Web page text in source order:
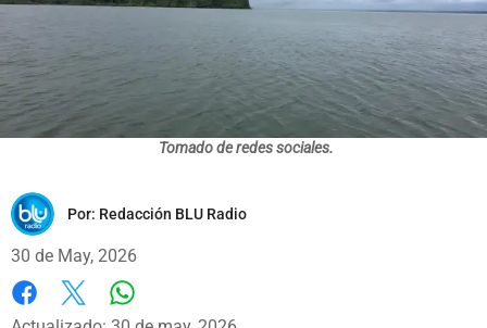
Tomado de redes sociales.
Por: Redacción BLU Radio
30 de May, 2026
Facebook
X